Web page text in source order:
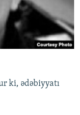
ki, ədəbiyyatı